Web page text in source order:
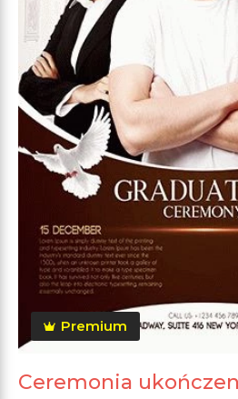
Premium
Ceremonia